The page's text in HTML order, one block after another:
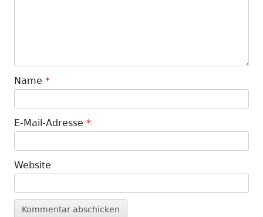
Name *
E-Mail-Adresse *
Website